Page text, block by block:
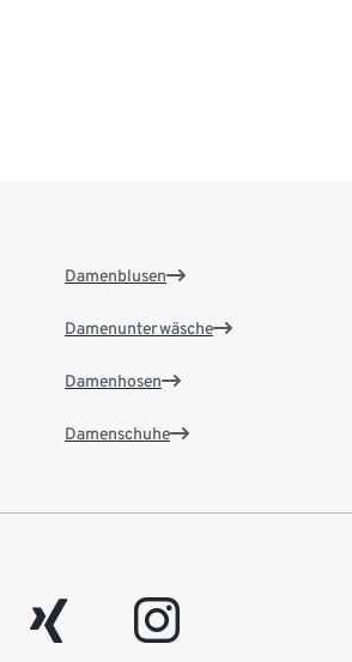
Damenblusen
Damenunterwäsche
Damenhosen
Damenschuhe
xing instagram